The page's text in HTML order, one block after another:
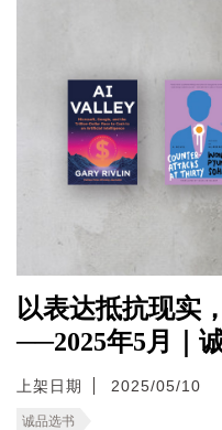
以表达抵抗现实
──2025年5月｜
上架日期 2025/05/10
诚品选书